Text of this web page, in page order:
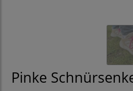
Pinke